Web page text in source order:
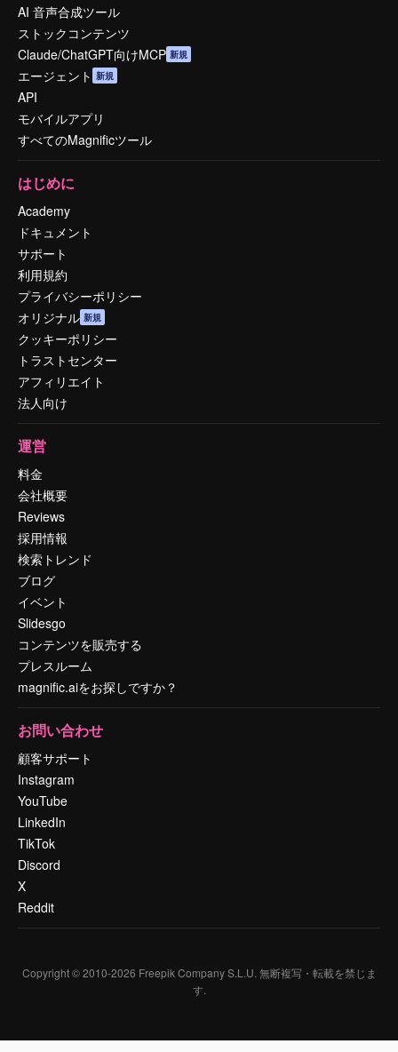
AI 音声合成ツール
ストックコンテンツ
Claude/ChatGPT向けMCP 新規
エージェント 新規
API
モバイルアプリ
すべてのMagnificツール
はじめに
Academy
ドキュメント
サポート
利用規約
プライバシーポリシー
オリジナル 新規
クッキーポリシー
トラストセンター
アフィリエイト
法人向け
運営
料金
会社概要
Reviews
採用情報
検索トレンド
ブログ
イベント
Slidesgo
コンテンツを販売する
プレスルーム
magnific.aiをお探しですか？
お問い合わせ
顧客サポート
Instagram
YouTube
LinkedIn
TikTok
Discord
X
Reddit
Copyright © 2010-2026 Freepik Company S.L.U. 無断複写・転載を禁じま
す.